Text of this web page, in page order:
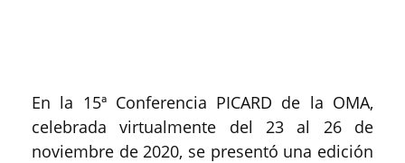
En la 15ª Conferencia PICARD de la OMA,
celebrada virtualmente del 23 al 26 de
noviembre de 2020, se presentó una edición